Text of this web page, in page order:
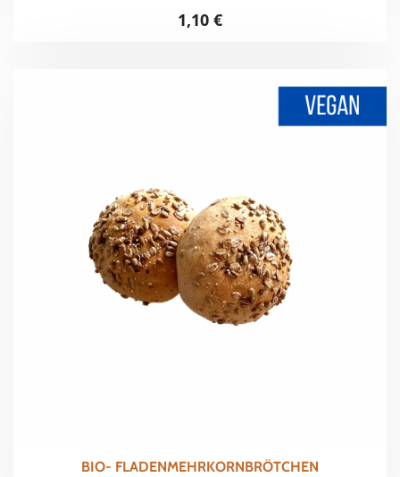
1,10 €
BIO- FLADENMEHRKORNBRÖTCHEN